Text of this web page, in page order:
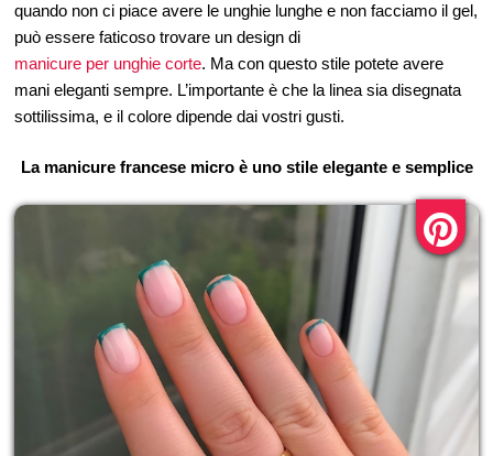
quando non ci piace avere le unghie lunghe e non facciamo il gel,
può essere faticoso trovare un design di
manicure per unghie corte. Ma con questo stile potete avere
mani eleganti sempre. L’importante è che la linea sia disegnata
sottilissima, e il colore dipende dai vostri gusti.
La manicure francese micro è uno stile elegante e semplice